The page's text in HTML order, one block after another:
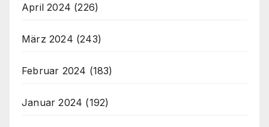
April 2024 (226)
März 2024 (243)
Februar 2024 (183)
Januar 2024 (192)